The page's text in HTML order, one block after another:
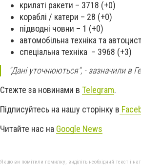
крилаті ракети – 3718 (+0)
кораблі / катери – 28 (+0)
підводні човни – 1 (+0)
автомобільна техніка та
спеціальна техніка – 3968 (+3)
"Дані уточнюються", - зазначили в
Стежте за новинами в Telegram.
Підписуйтесь на нашу сторінку в
Читайте нас на Google News
Якщо ви помітили помилку, виділіть необхідний текст і